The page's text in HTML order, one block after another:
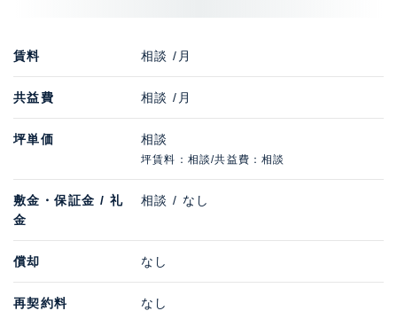
賃料 相談 /月
共益費 相談 /月
坪単価 相談
坪賃料：相談/共益費：相談
敷金・保証金 / 礼
金
相談 / なし
償却 なし
再契約料 なし